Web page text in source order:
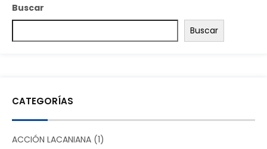
Buscar
Buscar
CATEGORÍAS
ACCIÓN LACANIANA (1)